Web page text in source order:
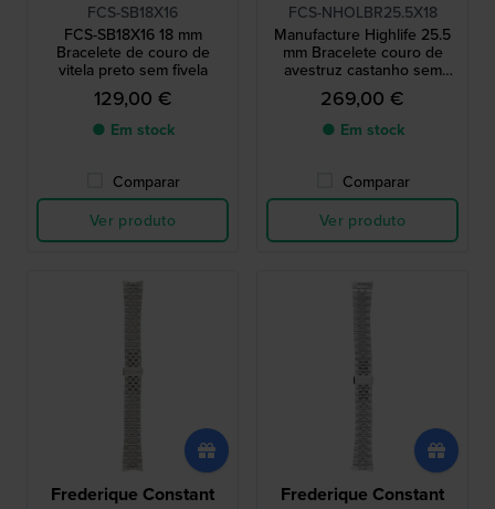
FCS-SB18X16
FCS-SB18X16 18 mm
Bracelete de couro de
vitela preto sem fivela
129,00 €
● Em stock
Comparar
Ver produto
FCS-NHOLBR25.5X18
Manufacture Highlife 25.5
mm Bracelete couro de
avestruz castanho sem
fivela
269,00 €
● Em stock
Comparar
Ver produto
Frederique Constant Frederique Constant